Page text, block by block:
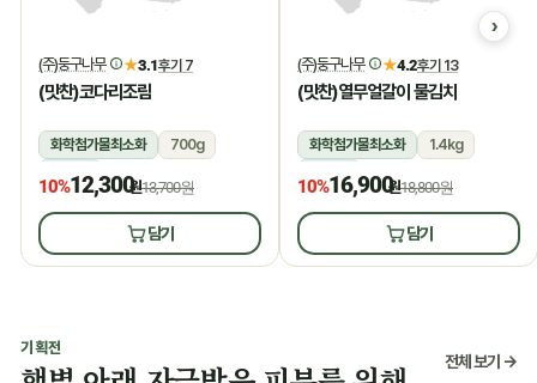
(주)둥구나무 ★3.1후기 7
(맛찬)코다리조림
화학첨가물최소화
700g
냉장
10%12,300원13,700원
담기
(주)둥구나무 ★4.2후기 13
(맛찬)열무얼갈이 물김치
화학첨가물최소화
1.4kg
냉장
10%16,900원18,800원
담기
기획전
전체 보기 →